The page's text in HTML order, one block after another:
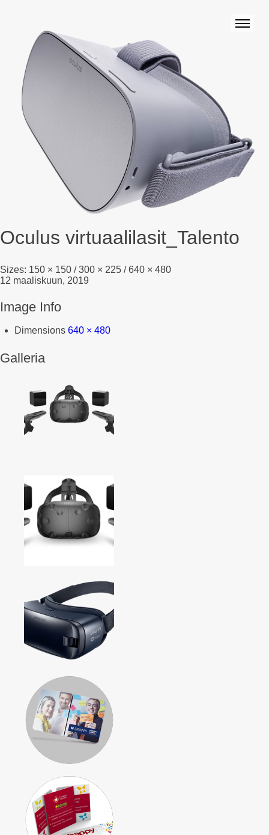
Oculus virtuaalilasit_Talento
Sizes: 150 × 150 / 300 × 225 / 640 × 480
12 maaliskuun, 2019
Image Info
Dimensions 640 × 480
Galleria